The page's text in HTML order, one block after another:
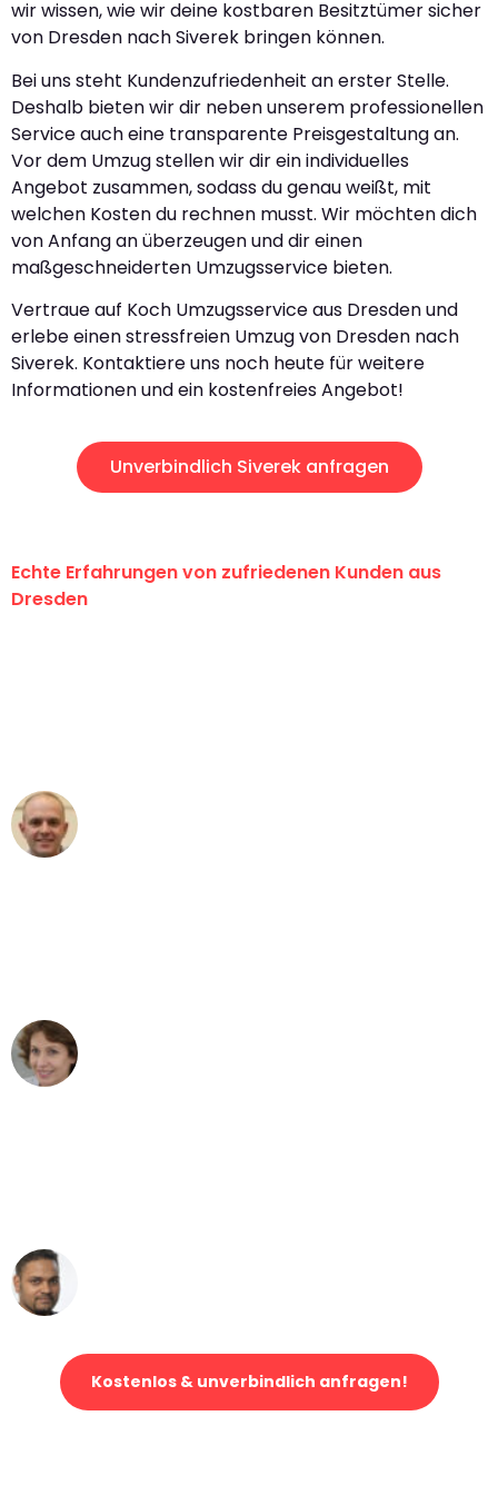
wir wissen, wie wir deine kostbaren Besitztümer sicher
von Dresden nach Siverek bringen können.
Bei uns steht Kundenzufriedenheit an erster Stelle.
Deshalb bieten wir dir neben unserem professionellen
Service auch eine transparente Preisgestaltung an.
Vor dem Umzug stellen wir dir ein individuelles
Angebot zusammen, sodass du genau weißt, mit
welchen Kosten du rechnen musst. Wir möchten dich
von Anfang an überzeugen und dir einen
maßgeschneiderten Umzugsservice bieten.
Vertraue auf Koch Umzugsservice aus Dresden und
erlebe einen stressfreien Umzug von Dresden nach
Siverek. Kontaktiere uns noch heute für weitere
Informationen und ein kostenfreies Angebot!
Unverbindlich Siverek anfragen
Echte Erfahrungen von zufriedenen Kunden aus
Dresden
Kostenlos & unverbindlich anfragen!